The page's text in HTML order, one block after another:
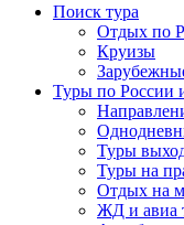
Поиск тура
Отдых по
Круизы
Туры по России
Туры
Туры на
Отдых на
ЖД и авиа